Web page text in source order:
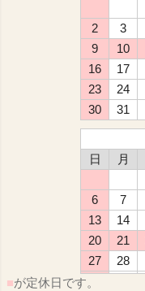
2
3
9
10
16
17
23
24
30
31
日
月
6
7
13
14
20
21
27
28
■が定休日です。